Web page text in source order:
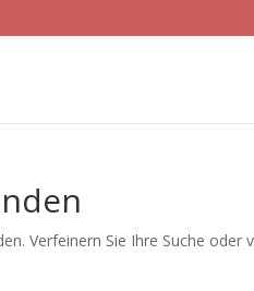
Verfeinern Sie Ihre Suche oder